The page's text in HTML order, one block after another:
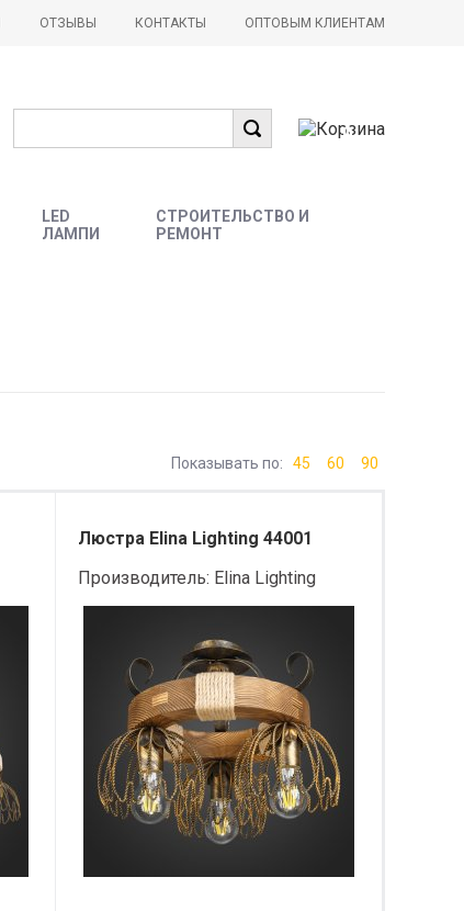
ОТЗЫВЫ КОНТАКТЫ ОПТОВЫМ КЛИЕНТАМ
0
LED
ЛАМПИ
СТРОИТЕЛЬСТВО И
РЕМОНТ
Показывать по: 45 60 90
Люстра Elina Lighting 44001
Производитель: Elina Lighting